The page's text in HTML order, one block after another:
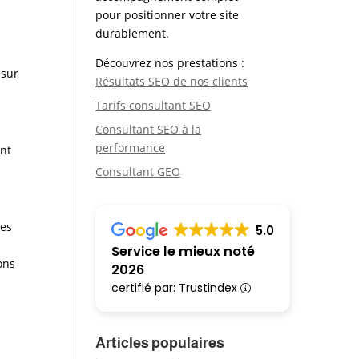
pour positionner votre site
durablement.
Découvrez nos prestations :
Résultats SEO de nos clients
Tarifs consultant SEO
Consultant SEO à la
performance
Consultant GEO
5.0
Service le mieux noté
2026
certifié par: Trustindex
Articles populaires